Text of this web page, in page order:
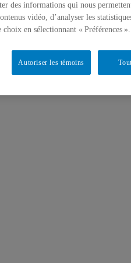
des informations qui nous
vidéo, d’analyser les
en sélectionnant « Préférences ».
Autoriser les témoins